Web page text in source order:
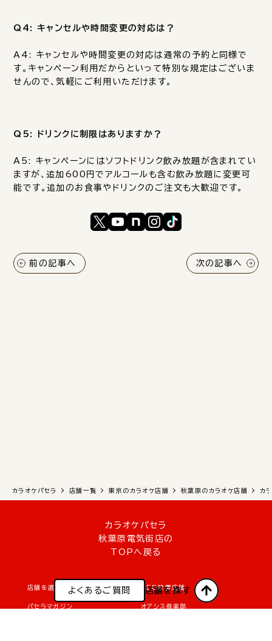
Q4: キャンセルや時間変更の対応は？
A4: キャンセルや時間変更の対応は通常の予約と同様で
す。キャンペーン利用だからといって特別な規定はございま
せんので、気軽にご利用いただけます。
Q5: ドリンクに制限はありますか？
A5: キャンペーンにはソフトドリンク飲み放題が含まれてい
ますが、追加600円でアルコールも含む飲み放題に変更可
能です。追加のお食事やドリンクのご注文も大歓迎です。
前の記事へ 次の記事へ
カラオケパセラ 店舗一覧 東京のカラオケ店舗 秋葉原のカラオケ店舗 カ
カラオケパセラ
秋葉原電気街店の
TOPへ戻る
店舗を選んでWEB予約 AED設置店舗
パセラマガジン オアシス倶楽部
よくあるご質問 店舗を探す
よくあるご質問 店舗を探す